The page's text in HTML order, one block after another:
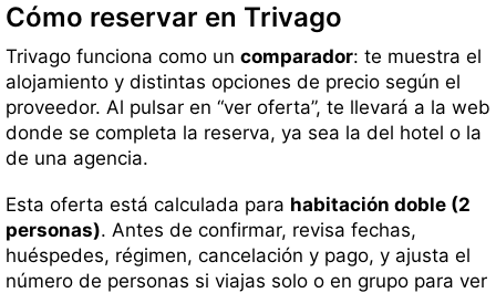
Cómo reservar en Trivago
Trivago funciona como un comparador: te muestra el
alojamiento y distintas opciones de precio según el
proveedor. Al pulsar en “ver oferta”, te llevará a la web
donde se completa la reserva, ya sea la del hotel o la
de una agencia.
Esta oferta está calculada para habitación doble (2
personas). Antes de confirmar, revisa fechas,
huéspedes, régimen, cancelación y pago, y ajusta el
número de personas si viajas solo o en grupo para ver